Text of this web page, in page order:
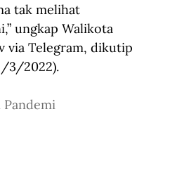
tak melihat
ungkap Walikota
via Telegram, dikutip
3/2022).
Pandemi